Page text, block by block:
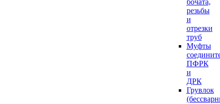
бочата,
резьбы
и
отрезки
труб
Муфты
ПФРК
и
ДРК
Грувлок